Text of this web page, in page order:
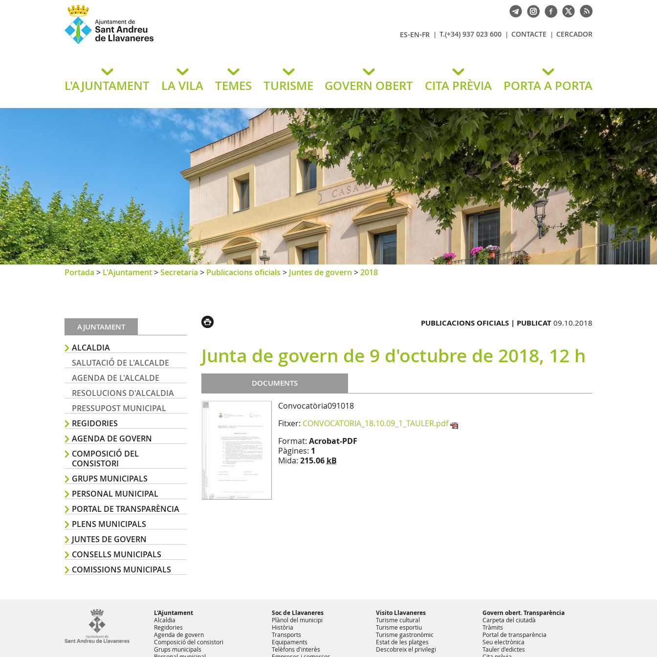
de Llavaneres
ES-EN-FR T.(+34) 937 023 600 CONTACTE CERCADOR
L'AJUNTAMENT LA VILA TEMES TURISME GOVERN OBERT CITA PRÈVIA PORTA A PORTA
Portada > L'Ajuntament>Secretaria > Publicacions oficials > Juntes de govern >2018
AJUNTAMENT
ALCALDIA
SALUTACIÓ DE L'ALCALDE
AGENDA DE L'ALCALDE
RESOLUCIONS D'ALCALDIA
PRESSUPOST MUNICIPAL
REGIDORIES
AGENDA DE GOVERN
COMPOSICIÓ DEL
CONSISTORI
GRUPS MUNICIPALS
PERSONAL MUNICIPAL
PORTAL DE TRANSPARÈNCIA
PLENS MUNICIPALS
JUNTES DE GOVERN
CONSELLS MUNICIPALS
COMISSIONS MUNICIPALS
PUBLICACIONS OFICIALS | PUBLICAT 09.10.2018
Junta de govern de 9 d'octubre de 2018, 12 h
DOCUMENTS
Convocatòria091018
Fitxer: CONVOCATORIA_18.10.09_1_TAULER.pdf
Format: Acrobat-PDF
Pàgines: 1
Mida: 215.06 kB
L'Ajuntament
Alcaldia
Regidories
Agenda de govern
Composició del consistori
Grups municipals
Soc de Llavaneres
Plànol del municipi
Història
Transports
Equipaments
Telèfons d'interès
Visito Llavaneres
Turisme cultural
Turisme esportiu
Turisme gastronòmic
Estat de les platges
Descobreix el privilegi
Govern obert. Transparència
Carpeta del ciutadà
Tràmits
Portal de transparència
Seu electrònica
Tauler d'edictes